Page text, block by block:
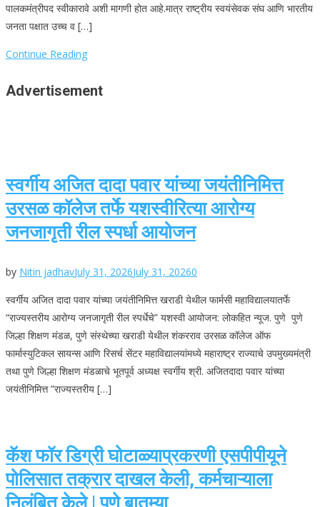
पालकमंत्रीपद स्वीकारावे अशी मागणी होत आहे.मात्र राष्ट्रीय स्वयंसेवक संघ आणि भारतीय
जनता पक्षात उच्च व […]
Continue Reading
Advertisement
स्वर्गीय अजित दादा पवार यांच्या जयंतीनिमित्त
उरसळ कॉलेज तर्फे यशस्वीरित्या आरोग्य
जनजागृती रील स्पर्धा आयोजन
by Nitin jadhavJuly 31, 2026July 31, 20260
स्वर्गीय अजित दादा पवार यांच्या जयंतीनिमित्त खराडी येथील फार्मसी महाविद्यालयातर्फे
“राज्यस्तरीय आरोग्य जनजागृती रील स्पर्धेचे” यशस्वी आयोजन: लोकहित न्यूज. पुणे पुणे
जिल्हा शिक्षण मंडळ, पुणे संस्थेच्या खराडी येथील शंकरराव उरसळ कॉलेज ऑफ
फार्मास्युटिकल सायन्स आणि रिसर्च सेंटर महाविद्यालयांमध्ये महाराष्ट्र राज्याचे उपमुख्यमंत्री
तथा पुणे जिल्हा शिक्षण मंडळाचे भूतपूर्व अध्यक्ष स्वर्गीय श्री. अजितदादा पवार यांच्या
जयंतीनिमित्त ”राज्यस्तरीय […]
कॅश फॉर डिग्री घोटाळ्याप्रकरणी एसपीपीयूने
पोलिसात तक्रार दाखल केली, कर्मचाऱ्याला
निलंबित केले | पुणे बातम्या